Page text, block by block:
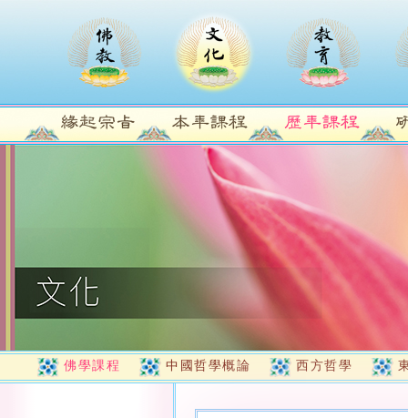
佛學課程 中國哲學概論 西方哲學